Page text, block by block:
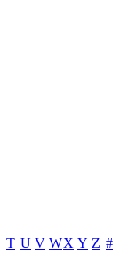
T U V WX Y Z #